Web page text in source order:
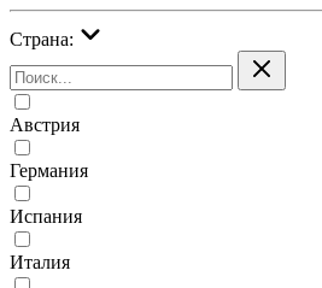
Страна:
Австрия
Германия
Испания
Италия